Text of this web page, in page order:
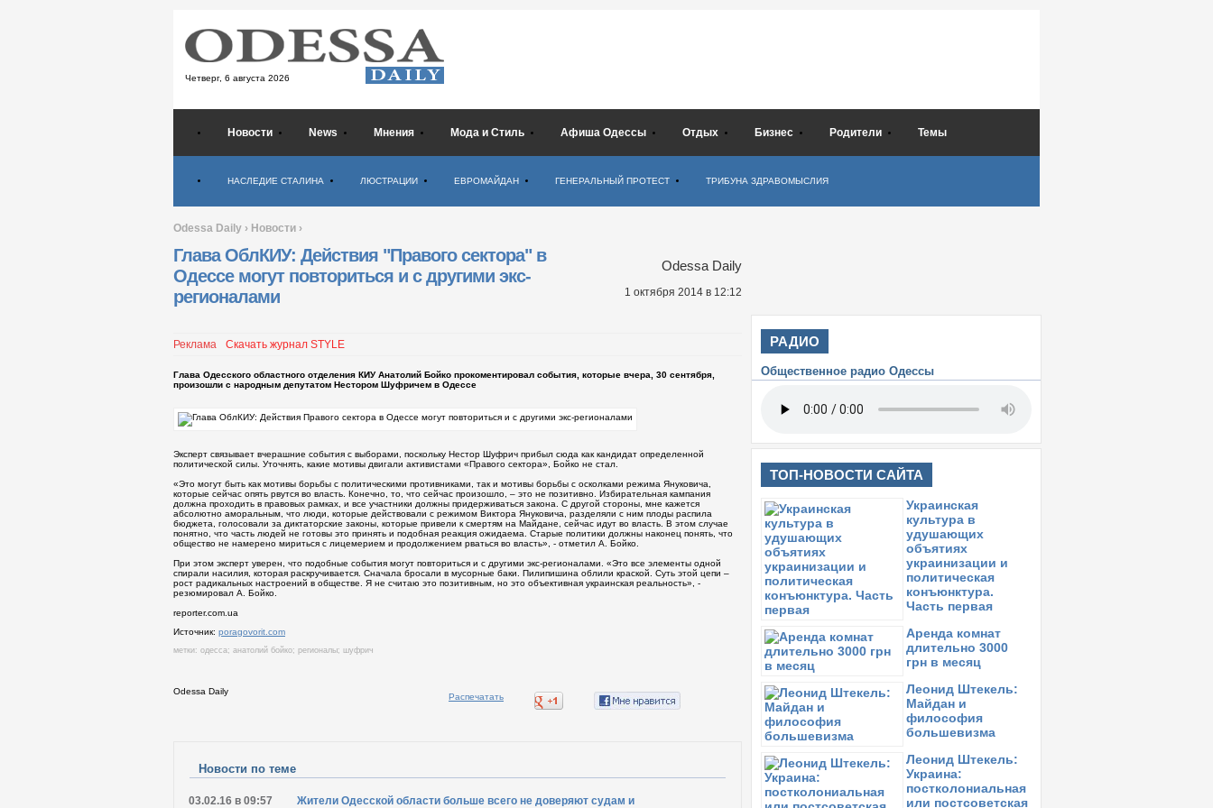
Четверг, 6 августа 2026
Новости News Мнения Мода и Стиль Афиша Одессы Отдых Бизнес Родители Темы
НАСЛЕДИЕ СТАЛИНА ЛЮСТРАЦИИ ЕВРОМАЙДАН ГЕНЕРАЛЬНЫЙ ПРОТЕСТ ТРИБУНА ЗДРАВОМЫСЛИЯ
Odessa Daily › Новости ›
Глава ОблКИУ: Действия "Правого сектора" в
Одессе могут повториться и с другими экс-
регионалами
Odessa Daily
1 октября 2014 в 12:12
Реклама Скачать журнал STYLE
Глава Одесского областного отделения КИУ Анатолий Бойко прокоментировал события, которые вчера, 30 сентября,
произошли с народным депутатом Нестором Шуфричем в Одессе
Эксперт связывает вчерашние события с выборами, поскольку Нестор Шуфрич прибыл сюда как кандидат определенной
политической силы. Уточнять, какие мотивы двигали активистами «Правого сектора», Бойко не стал.
«Это могут быть как мотивы борьбы с политическими противниками, так и мотивы борьбы с осколками режима Януковича,
которые сейчас опять рвутся во власть. Конечно, то, что сейчас произошло, – это не позитивно. Избирательная кампания
должна проходить в правовых рамках, и все участники должны придерживаться закона. С другой стороны, мне кажется
абсолютно аморальным, что люди, которые действовали с режимом Виктора Януковича, разделяли с ним плоды распила
бюджета, голосовали за диктаторские законы, которые привели к смертям на Майдане, сейчас идут во власть. В этом случае
понятно, что часть людей не готовы это принять и подобная реакция ожидаема. Старые политики должны наконец понять, что
общество не намерено мириться с лицемерием и продолжением рваться во власть», - отметил А. Бойко.
При этом эксперт уверен, что подобные события могут повториться и с другими экс-регионалами. «Это все элементы одной
спирали насилия, которая раскручивается. Сначала бросали в мусорные баки. Пилипишина облили краской. Суть этой цепи –
рост радикальных настроений в обществе. Я не считаю это позитивным, но это объективная украинская реальность», -
резюмировал А. Бойко.
reporter.com.ua
Источник: poragovorit.com
метки: одесса; анатолий бойко; регионалы; шуфрич
Odessa Daily
РАДИО
Общественное радио Одессы
ТОП-НОВОСТИ САЙТА
Украинская
культура в
удушающих
объятиях
украинизации и
политическая
конъюнктура.
Часть первая
Аренда комнат
длительно 3000
грн в месяц
Леонид Штекель:
Майдан и
философия
большевизма
Леонид Штекель:
Украина:
постколониальная
или постсоветская